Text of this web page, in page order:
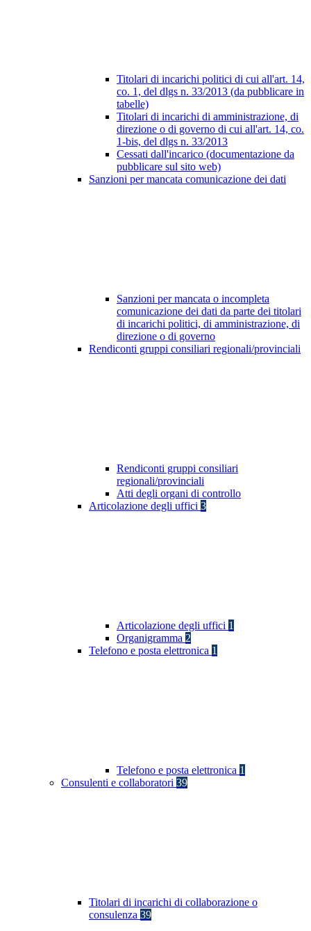
Titolari di incarichi politici di cui all'art. 14,
co. 1, del dlgs n. 33/2013 (da pubblicare in
tabelle)
Titolari di incarichi di amministrazione, di
direzione o di governo di cui all'art. 14, co.
1-bis, del dlgs n. 33/2013
Cessati dall'incarico (documentazione da
pubblicare sul sito web)
Sanzioni per mancata comunicazione dei dati
Sanzioni per mancata o incompleta
comunicazione dei dati da parte dei titolari
di incarichi politici, di amministrazione, di
direzione o di governo
Rendiconti gruppi consiliari regionali/provinciali
Rendiconti gruppi consiliari
regionali/provinciali
Atti degli organi di controllo
Articolazione degli uffici 3
Articolazione degli uffici 1
Organigramma 2
Telefono e posta elettronica 1
Telefono e posta elettronica 1
Consulenti e collaboratori 39
Titolari di incarichi di collaborazione o
consulenza 39